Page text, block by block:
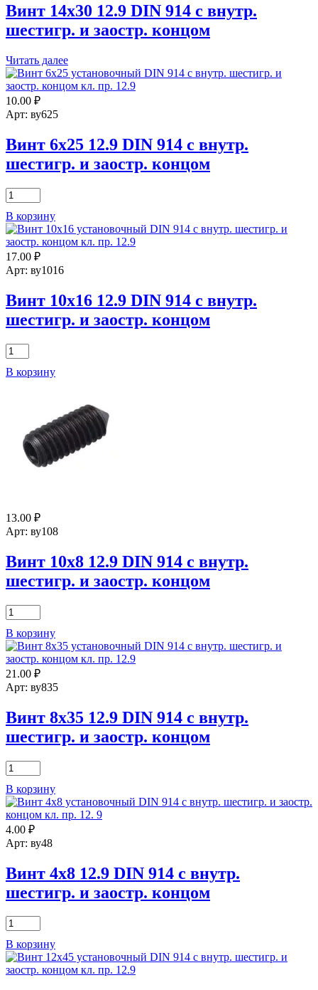
Винт 14х30 12.9 DIN 914 с внутр.
шестигр. и заостр. концом
Читать далее
10.00 ₽
Арт: ву625
Винт 6х25 12.9 DIN 914 с внутр.
шестигр. и заостр. концом
Количество
товара
Винт
6х25
12.9
DIN
914
внутр.
шестигр.
и
концом
В корзину
17.00 ₽
Арт: ву1016
Винт 10х16 12.9 DIN 914 с внутр.
шестигр. и заостр. концом
Количество
товара
Винт
внутр.
шестигр.
В корзину
13.00 ₽
Арт: ву108
Винт 10х8 12.9 DIN 914 с внутр.
шестигр. и заостр. концом
Количество
товара
Винт
10х8
12.9
DIN
914
внутр.
шестигр.
и
концом
В корзину
21.00 ₽
Арт: ву835
Винт 8х35 12.9 DIN 914 с внутр.
шестигр. и заостр. концом
Количество
товара
Винт
8х35
12.9
DIN
914
внутр.
шестигр.
и
концом
В корзину
4.00 ₽
Арт: ву48
Винт 4х8 12.9 DIN 914 с внутр.
шестигр. и заостр. концом
Количество
товара
Винт
4х8
12.9
В корзину